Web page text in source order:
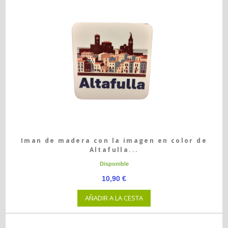
Iman de madera con la imagen en color de
Altafulla...
Disponible
10,90 €
AÑADIR A LA CESTA